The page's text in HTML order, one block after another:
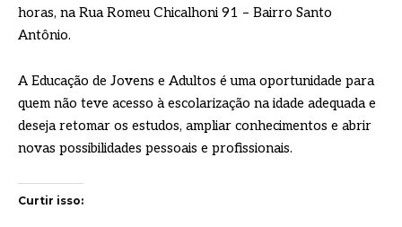
horas, na Rua Romeu Chicalhoni 91 – Bairro Santo
Antônio.
A Educação de Jovens e Adultos é uma oportunidade para
quem não teve acesso à escolarização na idade adequada e
deseja retomar os estudos, ampliar conhecimentos e abrir
novas possibilidades pessoais e profissionais.
Curtir isso: